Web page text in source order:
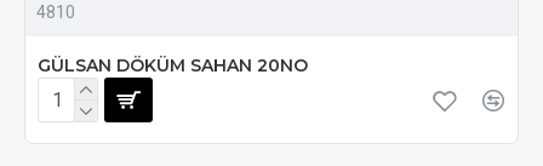
4810
GÜLSAN DÖKÜM SAHAN 20NO